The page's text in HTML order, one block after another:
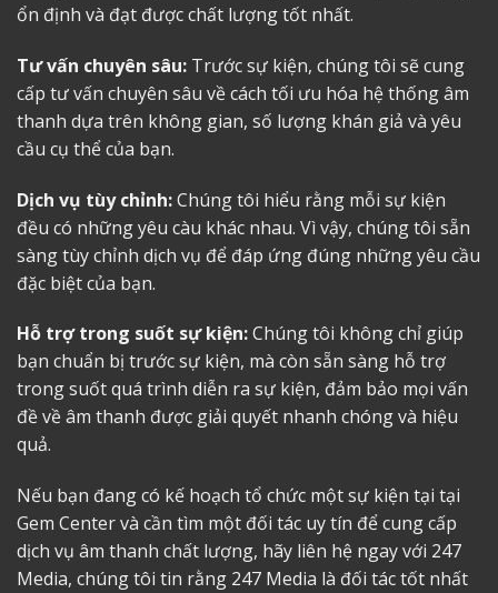
ổn định và đạt được chất lượng tốt nhất.
Tư vấn chuyên sâu: Trước sự kiện, chúng tôi sẽ cung
cấp tư vấn chuyên sâu về cách tối ưu hóa hệ thống âm
thanh dựa trên không gian, số lượng khán giả và yêu
cầu cụ thể của bạn.
Dịch vụ tùy chỉnh:Chúng tôi hiểu rằng mỗi sự kiện
đều có những yêu càu khác nhau. Vì vậy, chúng tôi sẵn
sàng tùy chỉnh dịch vụ để đáp ứng đúng những yêu cầu
đặc biệt của bạn.
Hỗ trợ trong suốt sự kiện:Chúng tôi không chỉ giúp
bạn chuẩn bị trước sự kiện, mà còn sẵn sàng hỗ trợ
trong suốt quá trình diễn ra sự kiện, đảm bảo mọi vấn
đề về âm thanh được giải quyết nhanh chóng và hiệu
quả.
Nếu bạn đang có kế hoạch tổ chức một sự kiện tại tại
Gem Center và cần tìm một đối tác uy tín để cung cấp
dịch vụ âm thanh chất lượng, hãy liên hệ ngay với 247
Media, chúng tôi tin rằng 247 Media là đối tác tốt nhất